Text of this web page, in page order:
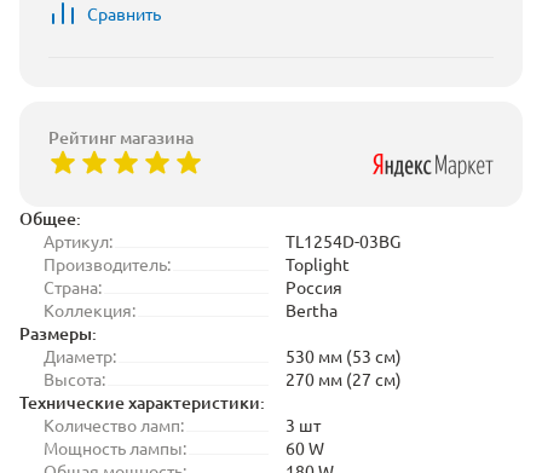
Общее:
Артикул:
TL1254D-03BG
Производитель:
Toplight
Страна:
Россия
Коллекция:
Bertha
Размеры:
Диаметр:
530 мм (53 см)
Высота:
270 мм (27 см)
Технические характеристики:
Количество ламп:
3 шт
Мощность лампы:
60 W
Сравнить
Рейтинг магазина